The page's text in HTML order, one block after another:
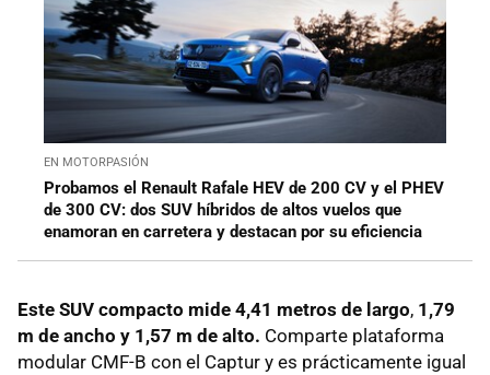
EN MOTORPASIÓN
Probamos el Renault Rafale HEV de 200 CV y el PHEV
de 300 CV: dos SUV híbridos de altos vuelos que
enamoran en carretera y destacan por su eficiencia
Este SUV compacto mide 4,41 metros de largo, 1,79
m de ancho y 1,57 m de alto. Comparte plataforma
modular CMF-B con el Captur y es prácticamente igual